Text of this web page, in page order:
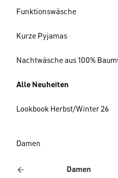
Funktionswäsche
Kurze Pyjamas
Nachtwäsche aus 100%
Alle Neuheiten
Lookbook Herbst/Winter 26
Damen
Damen